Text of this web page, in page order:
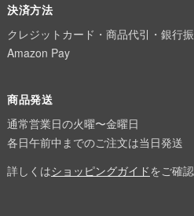
決済方法
クレジットカード・商品代引・銀行
Amazon Pay
商品発送
通常営業日の火曜〜金曜日
各日午前中までのご注文は当日発送
詳しくはショッピングガイドをご確